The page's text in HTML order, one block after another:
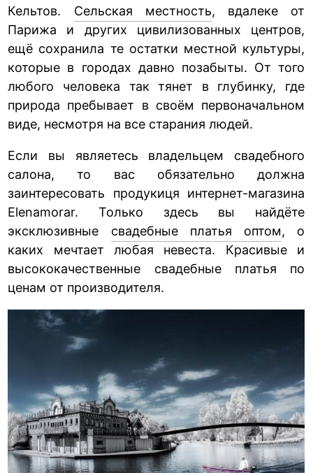
Кельтов. Сельская местность, вдалеке от
Парижа и других цивилизованных центров,
ещё сохранила те остатки местной культуры,
которые в городах давно позабыты. От того
любого человека так тянет в глубинку, где
природа пребывает в своём первоначальном
виде, несмотря на все старания людей.
Если вы являетесь владельцем свадебного
салона, то вас обязательно должна
заинтересовать продукиця интернет-магазина
Elenamorar. Только здесь вы найдёте
эксклюзивные свадебные платья оптом, о
каких мечтает любая невеста. Красивые и
высококачественные свадебные платья по
ценам от производителя.